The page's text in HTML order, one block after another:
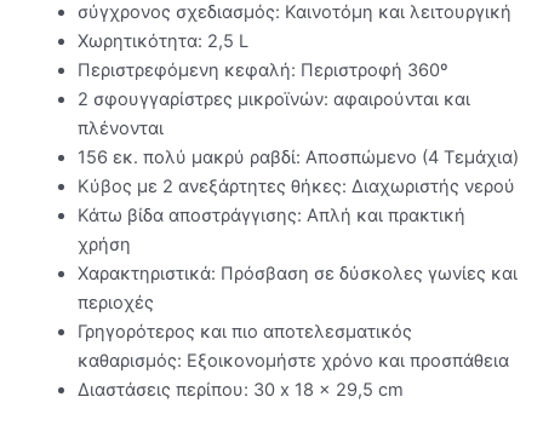
σύγχρονος σχεδιασμός: Καινοτόμη και λειτουργική
Χωρητικότητα: 2,5 L
Περιστρεφόμενη κεφαλή: Περιστροφή 360º
2 σφουγγαρίστρες μικροϊνών: αφαιρούνται και
πλένονται
156 εκ. πολύ μακρύ ραβδί: Αποσπώμενο (4 Τεμάχια)
Κύβος με 2 ανεξάρτητες θήκες: Διαχωριστής νερού
Κάτω βίδα αποστράγγισης: Απλή και πρακτική
χρήση
Χαρακτηριστικά: Πρόσβαση σε δύσκολες γωνίες και
περιοχές
Γρηγορότερος και πιο αποτελεσματικός
καθαρισμός: Εξοικονομήστε χρόνο και προσπάθεια
Διαστάσεις περίπου: 30 x 18 x 29,5 cm